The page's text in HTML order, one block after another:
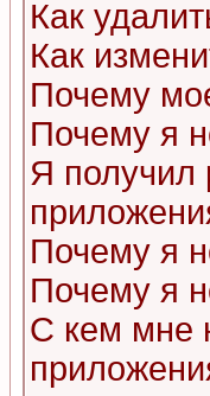
Как
Как
Почему
Почему я
Я получил
Почему я
Почему я
С кем мне